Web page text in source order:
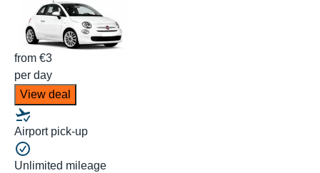
from €3
per day
View deal
Airport pick-up
Unlimited mileage